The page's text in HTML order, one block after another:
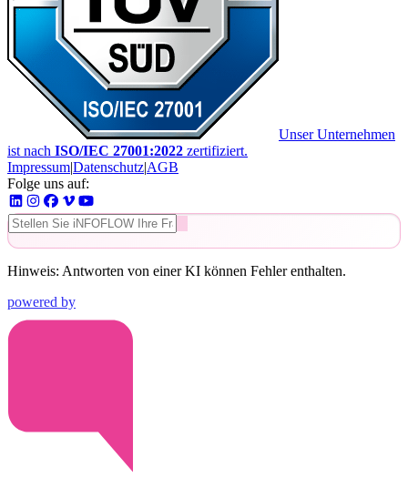
Unser Unternehmen
ist nach ISO/IEC 27001:2022 zertifiziert.
Impressum|Datenschutz|AGB
Folge uns auf:
Hinweis: Antworten von einer KI können Fehler enthalten.
powered by